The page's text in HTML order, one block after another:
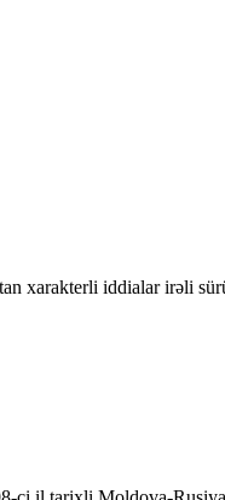
xarakterli iddialar irəli